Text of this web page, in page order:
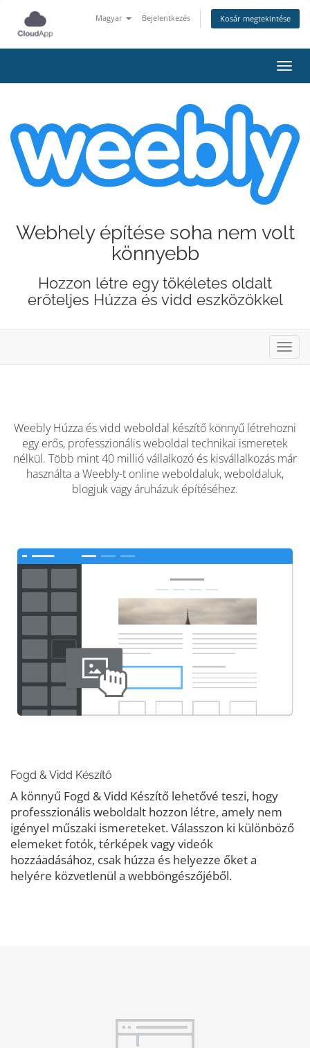
Magyar Bejelentkezés Kosár megtekintése
Webhely építése soha nem volt
könnyebb
Hozzon létre egy tökéletes oldalt
erőteljes Húzza és vidd eszközökkel
Weebly Húzza és vidd weboldal készítő könnyű létrehozni
egy erős, professzionális weboldal technikai ismeretek
nélkül. Több mint 40 millió vállalkozó és kisvállalkozás már
használta a Weebly-t online weboldaluk, weboldaluk,
blogjuk vagy áruházuk építéséhez.
Fogd & Vidd Készítő
A könnyű Fogd & Vidd Készítő lehetővé teszi, hogy
professzionális weboldalt hozzon létre, amely nem
igényel műszaki ismereteket. Válasszon ki különböző
elemeket fotók, térképek vagy videók
hozzáadásához, csak húzza és helyezze őket a
helyére közvetlenül a webböngészőjéből.